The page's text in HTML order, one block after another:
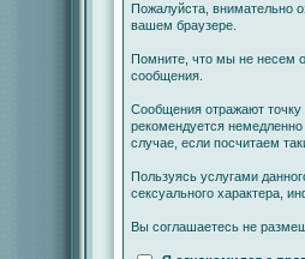
Пожалуйста, внимательно
вашем браузере.
Помните, что мы не несем
сообщения.
Сообщения отражают точку
рекомендуется
случае, если посчитаем
Пользуясь услугами
сексуального характера,
Вы соглашаетесь не